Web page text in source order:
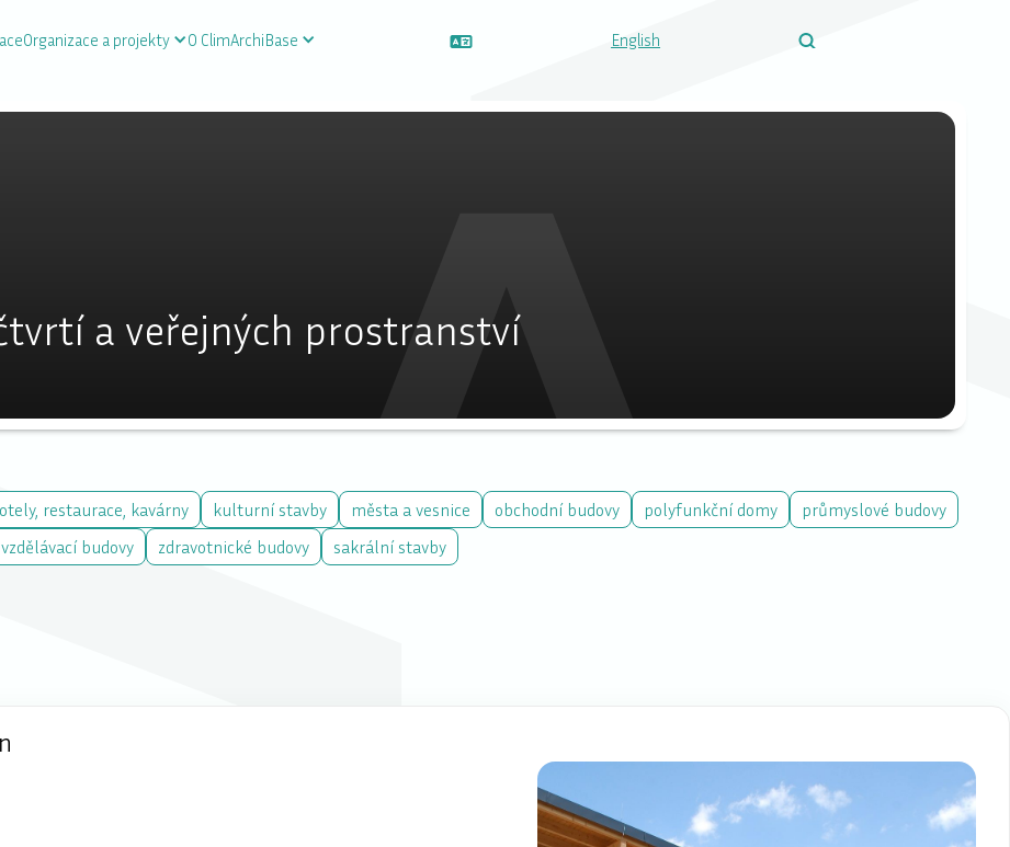
Organizace a projekty O ClimArchiBase English
a veřejných prostranství
restaurace, kavárny kulturní stavby města a vesnice obchodní budovy polyfunkční domy
průmyslové budovy
vzdělávací budovy zdravotnické budovy
sakrální stavby